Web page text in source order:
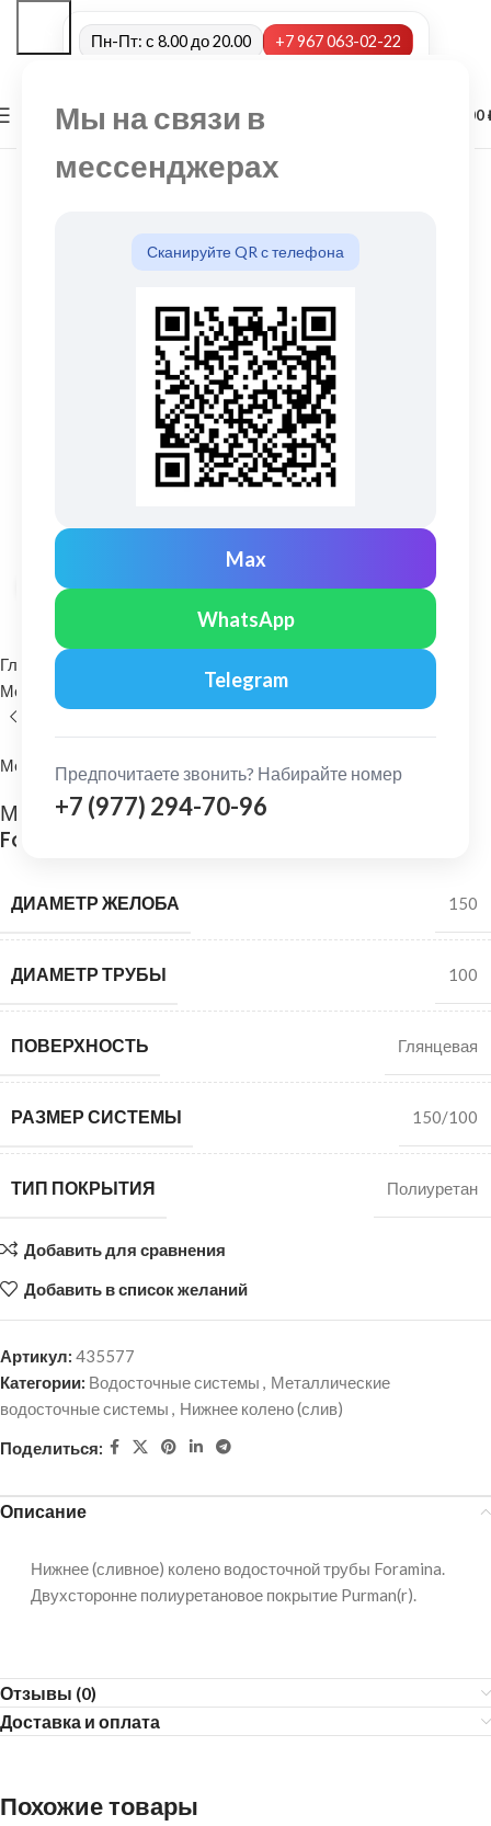
Мы на связи в
мессенджерах
Сканируйте QR с телефона
Max
WhatsApp
Telegram
Предпочитаете звонить? Набирайте номер
+7 (977) 294-70-96
Пн-Пт: с 8.00 до 20.00 +7 967 063-02-22
МЕНЮ 0,00
Нажмите, чтобы увеличить
Главная
Металлические водосточные системы
Нижнее колено (слив)
МеталлПрофиль
МеталлПрофиль: Колено сливное 100 мм
Foramina PUR RR 32
ДИАМЕТР ЖЕЛОБА 150
ДИАМЕТР ТРУБЫ 100
ПОВЕРХНОСТЬ Глянцевая
РАЗМЕР СИСТЕМЫ 150/100
ТИП ПОКРЫТИЯ Полиуретан
Добавить для сравнения
Добавить в список желаний
Артикул: 435577
Категории: Водосточные системы , Металлические
водосточные системы , Нижнее колено (слив)
Поделиться:
Описание
Нижнее (сливное) колено водосточной трубы Foramina.
Двухсторонне полиуретановое покрытие Purman(r).
Отзывы (0)
Доставка и оплата
Похожие товары